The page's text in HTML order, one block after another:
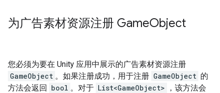
为广告素材资源注册 GameObject
您必须为要在 Unity 应用中展示的广告素材资源注册
GameObject 。如果注册成功，用于注册 GameObject 的
方法会返回 bool 。对于 List<GameObject>
，该方法会